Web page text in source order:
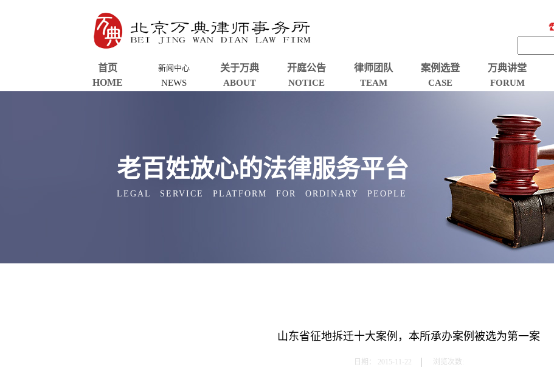
首页
HOME
新闻中心
NEWS
关于万典
ABOUT
开庭公告
NOTICE
律师团队
TEAM
案例选登
CASE
万典讲堂
FORUM
老百姓放心的法律服务平台
LEGAL SERVICE PLATFORM FOR ORDINARY PEOPLE
山东省征地拆迁十大案例，本所承办案例被选为第一案
日期： 2015-11-22 浏览次数: